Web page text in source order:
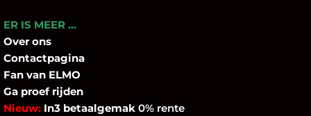
ER IS MEER …
Over ons
Contactpagina
Fan van ELMO
Ga proef rijden
Nieuw: In3 betaalgemak 0% rente